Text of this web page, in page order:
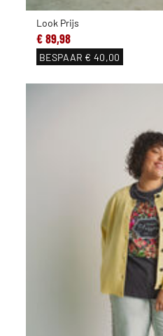
Look Prijs
€ 89,98
BESPAAR € 40,00